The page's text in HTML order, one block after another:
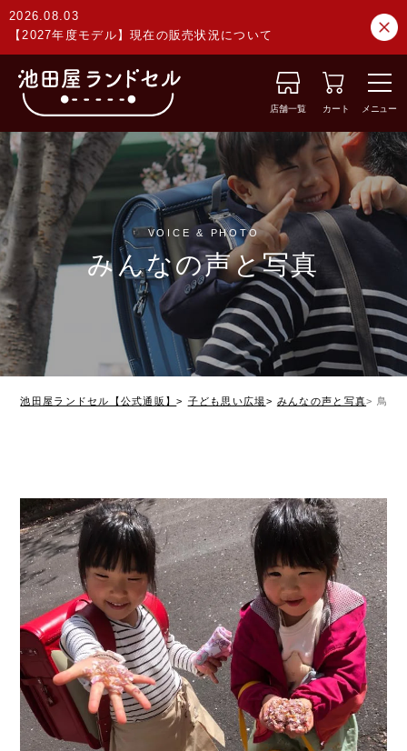
2026.08.03
【2027年度モデル】現在の販売状況について
店舗一覧 カート メニュー
VOICE & PHOTO
みんなの声と写真
池田屋ランドセル【公式通販】 子ども思い広場 みんなの声と写真 鳥取